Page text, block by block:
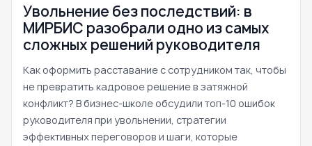
Увольнение без последствий: в
МИРБИС разобрали одно из самых
сложных решений руководителя
Как оформить расставание с сотрудником так, чтобы
не превратить кадровое решение в затяжной
конфликт? В бизнес-школе обсудили топ-10 ошибок
руководителя при увольнении, стратегии
эффективных переговоров и шаги, которые